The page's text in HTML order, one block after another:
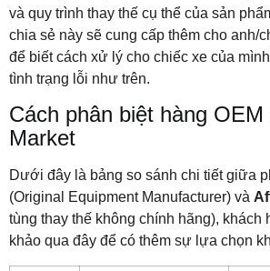
và quy trình thay thế cụ thể của sản
chia sẻ này sẽ cung cấp thêm cho anh/
để biết cách xử lý cho chiếc xe của
tình trạng lỗi như trên.
Cách phân biệt hàng
Market
Dưới đây là bảng so sánh chi tiết giữa
(Original Equipment Manufacturer) và
tùng thay thế không chính hãng), khách
khảo qua đây để có thêm sự lựa chọn